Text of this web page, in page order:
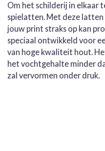
Om het schilderij in elkaar
spielatten. Met deze
jouw print straks op kan
speciaal ontwikkeld voor
van hoge kwaliteit hout.
het vochtgehalte minder
zal vervormen onder druk.